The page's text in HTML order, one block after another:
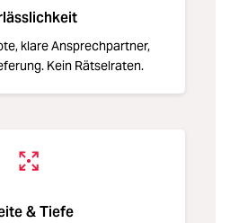
klare Ansprechpartner,
Kein Rätselraten.
& Tiefe